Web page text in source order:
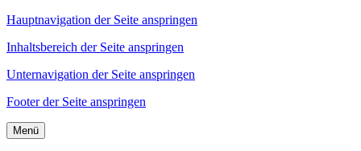
Hauptnavigation der Seite anspringen
Inhaltsbereich der Seite anspringen
Unternavigation der Seite anspringen
Footer der Seite anspringen
Menü